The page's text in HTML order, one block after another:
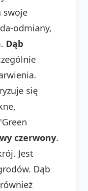
swoje
odmiany,
Dąb
się
czerwony.
Jest
Dąb